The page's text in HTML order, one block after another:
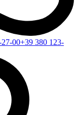
00+39 380 123-